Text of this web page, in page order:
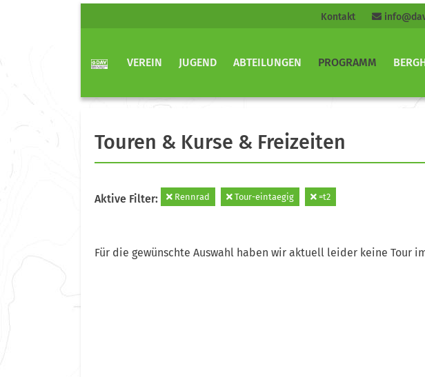
Kontakt
VEREIN JUGEND ABTEILUNGEN PROGRAMM
Touren & Kurse & Freizeiten
Aktive Filter: Rennrad Tour-eintaegig =t2
Für die gewünschte Auswahl haben wir aktuell leider keine Tour